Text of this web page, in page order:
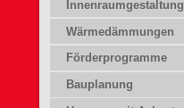
Innenraumgestaltung
Wärmedämmungen
Förderprogramme
Bauplanung